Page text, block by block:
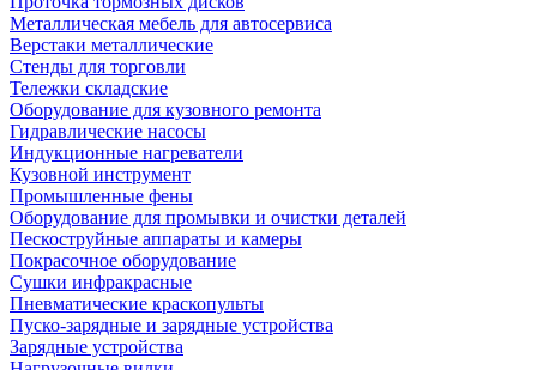
Металлическая мебель для автосервиса
Верстаки металлические
Стенды для торговли
Тележки складские
Оборудование для кузовного ремонта
Гидравлические насосы
Индукционные нагреватели
Кузовной инструмент
Промышленные фены
Оборудование для промывки и очистки деталей
Пескоструйные аппараты и камеры
Покрасочное оборудование
Сушки инфракрасные
Пневматические краскопульты
Пуско-зарядные и зарядные устройства
Зарядные устройства